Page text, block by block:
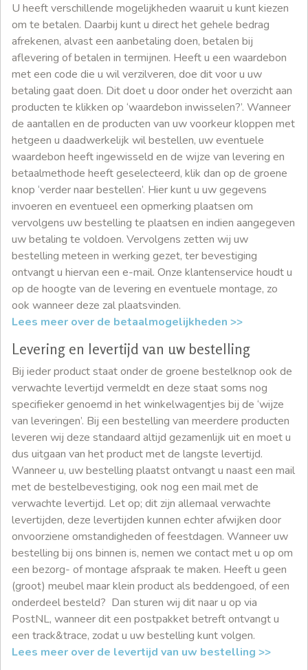
U heeft verschillende mogelijkheden waaruit u kunt kiezen
om te betalen. Daarbij kunt u direct het gehele bedrag
afrekenen, alvast een aanbetaling doen, betalen bij
aflevering of betalen in termijnen. Heeft u een waardebon
met een code die u wil verzilveren, doe dit voor u uw
betaling gaat doen. Dit doet u door onder het overzicht aan
producten te klikken op ‘waardebon inwisselen?’. Wanneer
de aantallen en de producten van uw voorkeur kloppen met
hetgeen u daadwerkelijk wil bestellen, uw eventuele
waardebon heeft ingewisseld en de wijze van levering en
betaalmethode heeft geselecteerd, klik dan op de groene
knop ‘verder naar bestellen’. Hier kunt u uw gegevens
invoeren en eventueel een opmerking plaatsen om
vervolgens uw bestelling te plaatsen en indien aangegeven
uw betaling te voldoen. Vervolgens zetten wij uw
bestelling meteen in werking gezet, ter bevestiging
ontvangt u hiervan een e-mail. Onze klantenservice houdt u
op de hoogte van de levering en eventuele montage, zo
ook wanneer deze zal plaatsvinden.
Lees meer over de betaalmogelijkheden >>
Levering en levertijd van uw bestelling
Bij ieder product staat onder de groene bestelknop ook de
verwachte levertijd vermeldt en deze staat soms nog
specifieker genoemd in het winkelwagentjes bij de ‘wijze
van leveringen’. Bij een bestelling van meerdere producten
leveren wij deze standaard altijd gezamenlijk uit en moet u
dus uitgaan van het product met de langste levertijd.
Wanneer u, uw bestelling plaatst ontvangt u naast een mail
met de bestelbevestiging, ook nog een mail met de
verwachte levertijd. Let op; dit zijn allemaal verwachte
levertijden, deze levertijden kunnen echter afwijken door
onvoorziene omstandigheden of feestdagen. Wanneer uw
bestelling bij ons binnen is, nemen we contact met u op om
een bezorg- of montage afspraak te maken. Heeft u geen
(groot) meubel maar klein product als beddengoed, of een
onderdeel besteld? Dan sturen wij dit naar u op via
PostNL, wanneer dit een postpakket betreft ontvangt u
een track&trace, zodat u uw bestelling kunt volgen.
Lees meer over de levertijd van uw bestelling >>